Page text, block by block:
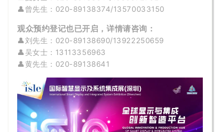
👤曾先生： 020-89138374/13570033150
观众预约登记也已开启，详情请咨询：
👤刘先生：020-89138690/13922250659
👤吴女士：13113356963
👤黄先生 ：020-89138641